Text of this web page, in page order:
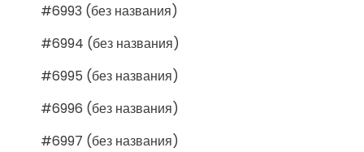
#6993 (без названия)
#6994 (без названия)
#6995 (без названия)
#6996 (без названия)
#6997 (без названия)